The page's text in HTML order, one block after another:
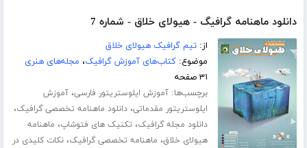
دانلود ماهنامه گرافیگ - هیولای خلاق - شماره 7
از:تیم گرافیک هیولای خلاق
موضوع:کتاب‌های آموزش گرافیک، مجله‌های هنری
۳۱ صفحه
برچسب‌ها:آموزش ایلوستریتور فارسی،آموزش
ایلوستریتور مقدماتی،دانلود ماهنامه تخصصی گرافیک،
دانلود مجله گرافیک، تکنیک های فتوشاپ، ماهنامه
هیولای خلاق، ماهنامه تخصصی گرافیک،نکات کلیدی در